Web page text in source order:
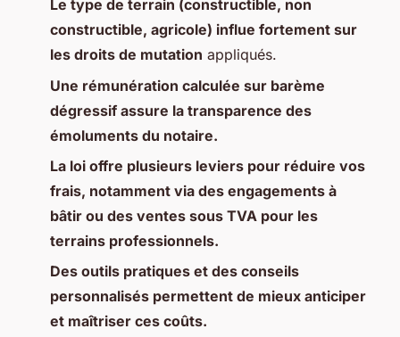
Le type de terrain (constructible, non
constructible, agricole) influe fortement sur
les droits de mutation appliqués.
Une rémunération calculée sur barème
dégressif assure la transparence des
émoluments du notaire.
La loi offre plusieurs leviers pour réduire vos
frais, notamment via des engagements à
bâtir ou des ventes sous TVA pour les
terrains professionnels.
Des outils pratiques et des conseils
personnalisés permettent de mieux anticiper
et maîtriser ces coûts.